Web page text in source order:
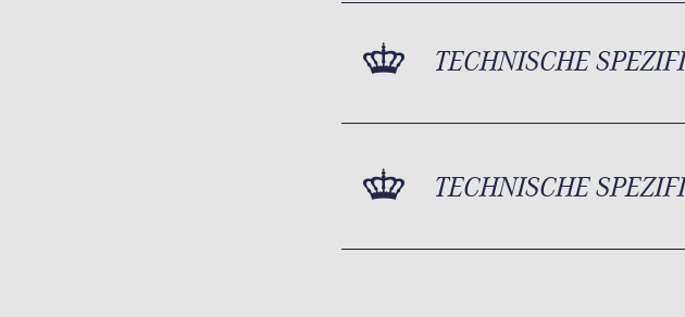
TECHNISCHE
TECHNISCHE